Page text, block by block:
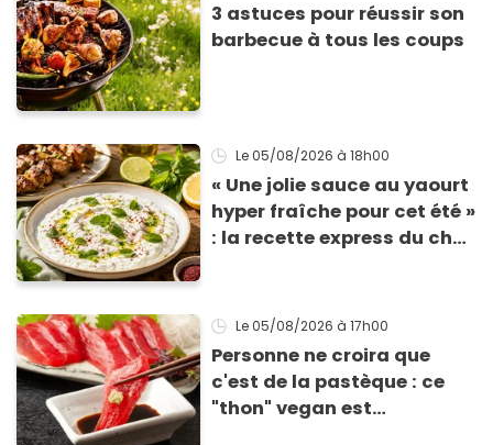
3 astuces pour réussir son
barbecue à tous les coups
Le 05/08/2026 à 18h00
« Une jolie sauce au yaourt
hyper fraîche pour cet été »
: la recette express du chef
grillades
Le 05/08/2026 à 17h00
Personne ne croira que
c'est de la pastèque : ce
"thon" vegan est